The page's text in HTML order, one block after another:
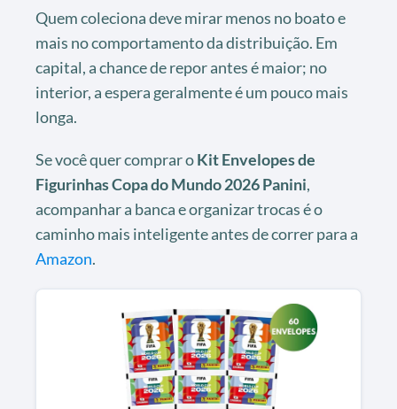
Quem coleciona deve mirar menos no boato e
mais no comportamento da distribuição. Em
capital, a chance de repor antes é maior; no
interior, a espera geralmente é um pouco mais
longa.
Se você quer comprar oKit Envelopes de
Figurinhas Copa do Mundo 2026 Panini,
acompanhar a banca e organizar trocas é o
caminho mais inteligente antes de correr para a
Amazon.